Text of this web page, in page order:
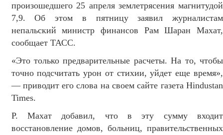
произошедшего 25 апреля землетрясения магнитудой
7,9. Об этом в пятницу заявил журналистам
непальский министр финансов Рам Шаран Махат,
сообщает ТАСС.
«Это только предварительные расчеты. На то, чтобы
точно подсчитать урон от стихии, уйдет еще время»,
— приводит его слова на своем сайте газета Hindustan
Times.
Р. Махат добавил, что в эту сумму входит
восстановление домов, больниц, правительственных